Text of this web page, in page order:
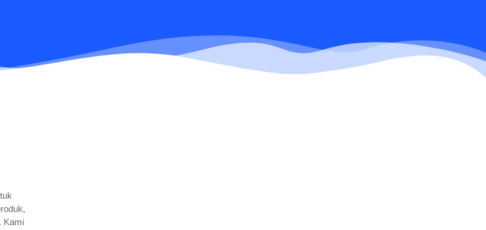
Kami